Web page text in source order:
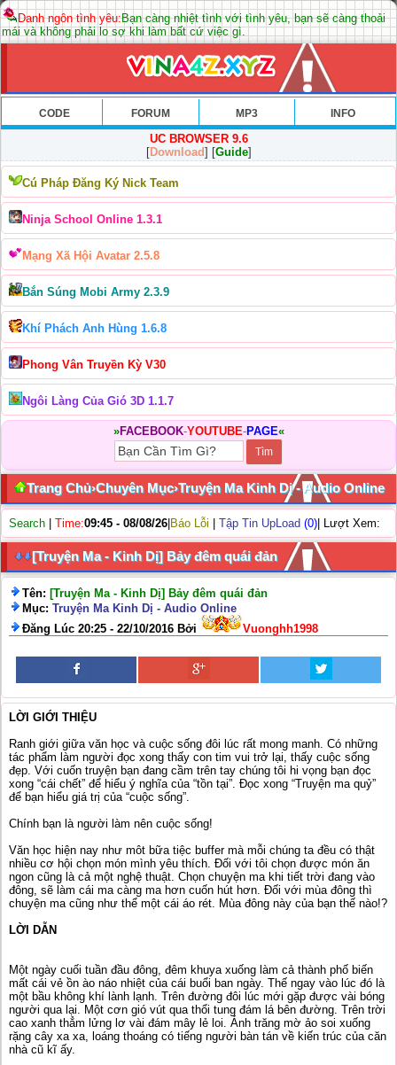
Danh ngôn tình yêu:Bạn càng nhiệt tình với tình yêu, bạn sẽ càng thoải
mái và không phải lo sợ khi làm bất cứ việc gì.
CODE FORUM MP3 INFO
UC BROWSER 9.6
[Download] [Guide]
Cú Pháp Đăng Ký Nick Team
Ninja School Online 1.3.1
Mạng Xã Hội Avatar 2.5.8
Bắn Súng Mobi Army 2.3.9
Khí Phách Anh Hùng 1.6.8
Phong Vân Truyền Kỳ V30
Ngôi Làng Của Gió 3D 1.1.7
»FACEBOOK-YOUTUBE-PAGE«
Trang Chủ›Chuyên Mục›Truyện Ma Kinh Dị - Audio Online
Search Time:09:45 - 08/08/26 Báo Lỗi Tập Tin UpLoad (0) | Lượt Xem:
[Truyện Ma - Kinh Dị] Bảy đêm quái đản
Tên: [Truyện Ma - Kinh Dị] Bảy đêm quái đản
Mục: Truyện Ma Kinh Dị - Audio Online
Đăng Lúc 20:25 - 22/10/2016 Bởi
Vuonghh1998
LỜI GIỚI THIỆU
Ranh giới giữa văn học và cuộc sống đôi lúc rất mong manh. Có những
tác phẩm làm người đọc xong thấy con tim vui trở lại, thấy cuộc sống
đẹp. Với cuốn truyện bạn đang cầm trên tay chúng tôi hi vọng bạn đọc
xong “cái chết” để hiểu ý nghĩa của “tồn tại”. Đọc xong “Truyện ma quỷ”
để bạn hiểu giá trị của “cuộc sống”.
Chính bạn là người làm nên cuộc sống!
Văn học hiện nay như môt bữa tiệc buffer mà mỗi chúng ta đều có thật
nhiều cơ hội chọn món mình yêu thích. Đối với tôi chọn được món ăn
ngon cũng là cả một nghệ thuật. Chọn chuyện ma khi tiết trời đang vào
đông, sẽ làm cái ma càng ma hơn cuốn hút hơn. Đối với mùa đông thì
chuyện ma cũng như thể một cái áo rét. Mùa đông này của bạn thế nào!?
LỜI DẪN
Một ngày cuối tuần đầu đông, đêm khuya xuống làm cả thành phố biến
mất cái vẻ ồn ào náo nhiệt của cái buổi ban ngày. Thế ngay vào lúc đó là
một bầu không khí lành lạnh. Trên đường đôi lúc mới gặp được vài bóng
người qua lại. Một cơn gió vút qua thổi tung đám lá bên đường. Trên trời
cao xanh thẳm lửng lơ vài đám mây lẻ loi. Ánh trăng mờ ảo soi xuống
rặng cây xa xa, loáng thoáng có tiếng người bàn tán về kiến trúc của căn
nhà cũ kĩ ấy.